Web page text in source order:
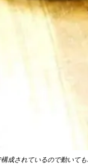
成されているので動いて